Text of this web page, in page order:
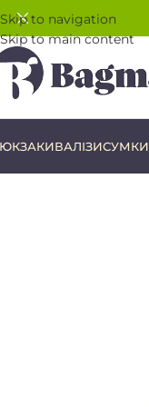
Skip to navigation
Skip to main content
ВАЛІЗИСУМКИ